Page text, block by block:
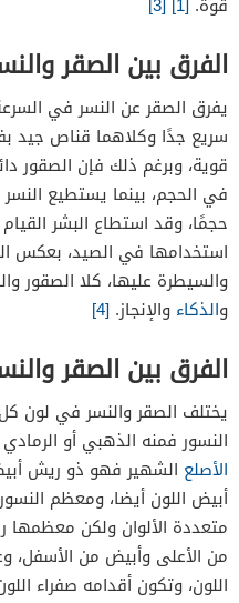
الفرق بين الصقر
يفرق الصقر عن النسر في
سريع جدًا وكلاهما قناص جيد
قوية، وبرغم ذلك فإن الصقور
في الحجم، بينما يستطيع النسر
حجمًا، وقد استطاع البشر
استخدامها في الصيد، بعكس
والسيطرة عليها، كلا الصقور
والذكاء والإنجاز. [4]
الفرق بين الصقر
يختلف الصقر والنسر في لون
النسور فمنه الذهبي أو
الأصلع الشهير فهو ذو ريش
أبيض اللون أيضا، ومعظم
متعددة الألوان ولكن معظمها
من الأعلى وأبيض من الأسفل،
اللون، وتكون أقدامه صفراء